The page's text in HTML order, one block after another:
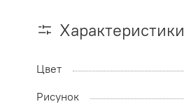
Характеристики
Цвет
Рисунок